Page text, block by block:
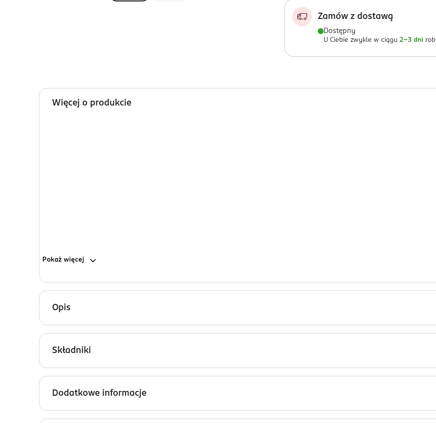
Zamów z dostawą
Dostępny
U Ciebie zwykle w ciągu 2-3 dni
Więcej o produkcie
Pokaż więcej
Opis
Persil DISCS 4w1 Deep Clean Expert Stain Removal kapsułki do prania stworzone, aby zwalczyć najtrudniejsze
która zapewnia perfekcyjne rezultaty podczas prania. Kapsułki wnikają głęboko we włókna tkanin i z łatwością
Składniki
15-30% anionowe środki powierzchniowo czynne, niejonowe środki powierzchniowo czynne; 5-15% mydło; <5%
kompozycja zapachowa (Citronellol, Eugenol, Geraniol, Hexyl Cinnamal, Linalool).
Dodatkowe informacje
PRZYGOTOWANIE I STOSOWANIE